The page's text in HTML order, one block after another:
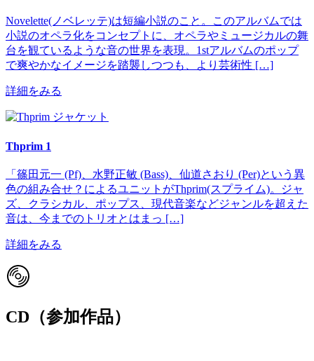
Novelette(ノベレッテ)は短編小説のこと。このアルバムでは
小説のオペラ化をコンセプトに、オペラやミュージカルの舞
台を観ているような音の世界を表現。1stアルバムのポップ
で爽やかなイメージを踏襲しつつも、より芸術性 […]
詳細をみる
Thprim 1
「篠田元一 (Pf)、水野正敏 (Bass)、仙道さおり (Per)という異
色の組み合せ？によるユニットがThprim(スプライム)。ジャ
ズ、クラシカル、ポップス、現代音楽などジャンルを超えた
音は、今までのトリオとはまっ […]
詳細をみる
CD（参加作品）